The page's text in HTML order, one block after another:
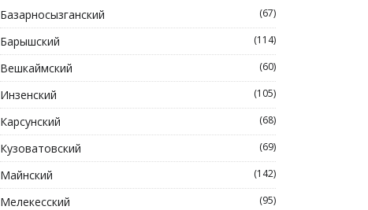
Базарносызганский (67)
Барышский (114)
Вешкаймский (60)
Инзенский (105)
Карсунский (68)
Кузоватовский (69)
Майнский (142)
Мелекесский (95)